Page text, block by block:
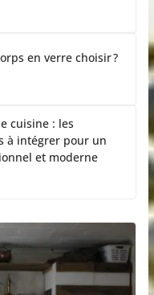
en verre choisir ?
cuisine : les
à intégrer pour un
et moderne